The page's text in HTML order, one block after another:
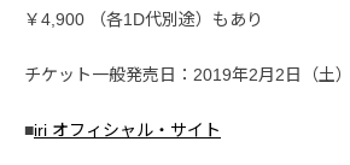
￥4,900 （各1D代別途）もあり
チケット一般発売日：2019年2月2日（土
■iri オフィシャル・サイト